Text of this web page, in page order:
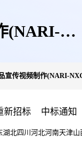
(NARI-
宣传视频制作(NARI-
新招标 中标通知
湖北四川 河北河南天津山